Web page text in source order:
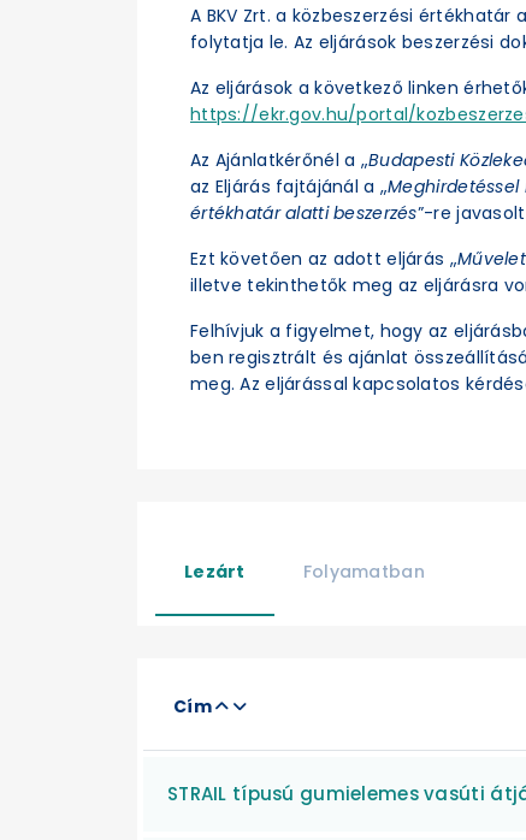
A BKV Zrt. a közbeszerzési
folytatja le. Az eljárások beszerzési
Az eljárások a következő linken
https://ekr.gov.hu/portal/
Az Ajánlatkérőnél a „Budapesti
az Eljárás fajtájánál a „
értékhatár alatti beszerzés”-re
Ezt követően az adott eljárás „
illetve tekinthetők meg az eljárásra
Felhívjuk a figyelmet, hogy az
ben regisztrált és ajánlat
meg. Az eljárással kapcsolatos
Lezárt Folyamatban
Cím
STRAIL típusú gumielemes vasúti